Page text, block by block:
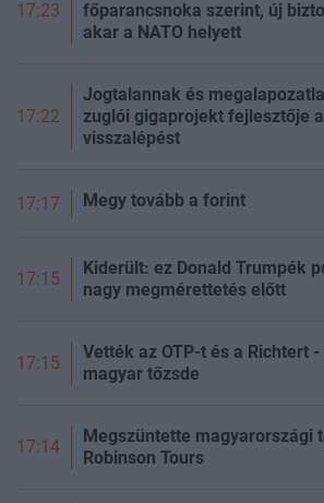
17:23
főparancsnoka szerint, új
akar a NATO helyett
17:22
Jogtalannak és
zuglói gigaprojekt fejlesztője
visszalépést
17:17 Megy tovább a forint
17:15
Kiderült: ez Donald Trumpék
nagy megmérettetés előtt
17:15
Vették az OTP-t és a Richtert
magyar tőzsde
17:14
Megszüntette magyarországi
Robinson Tours